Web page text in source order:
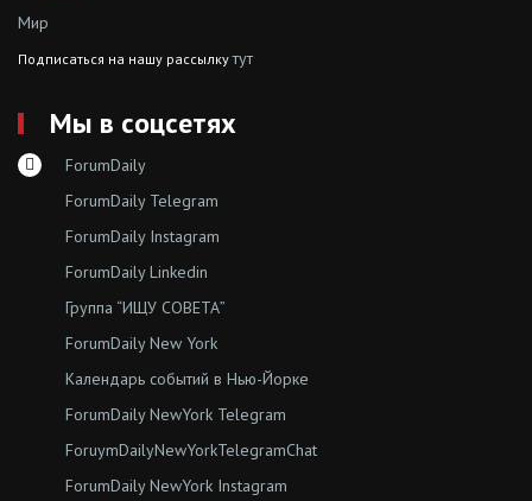
Мир
Подписаться на нашу рассылкутут
Мы в соцсетях
ForumDaily
ForumDaily Telegram
ForumDaily Instagram
ForumDaily Linkedin
Группа “ИЩУ СОВЕТА”
ForumDaily New York
Календарь событий в Нью-Йорке
ForumDaily NewYork Telegram
ForuymDailyNewYorkTelegramChat
ForumDaily NewYork Instagram